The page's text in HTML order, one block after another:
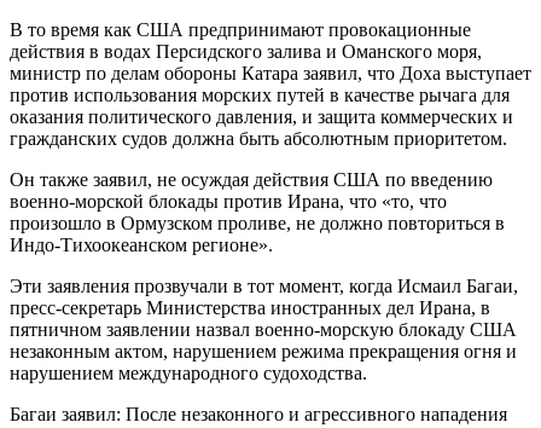
В то время как США предпринимают провокационные
действия в водах Персидского залива и Оманского моря,
министр по делам обороны Катара заявил, что Доха выступает
против использования морских путей в качестве рычага для
оказания политического давления, и защита коммерческих и
гражданских судов должна быть абсолютным приоритетом.
Он также заявил, не осуждая действия США по введению
военно-морской блокады против Ирана, что «то, что
произошло в Ормузском проливе, не должно повториться в
Индо-Тихоокеанском регионе».
Эти заявления прозвучали в тот момент, когда Исмаил Багаи,
пресс-секретарь Министерства иностранных дел Ирана, в
пятничном заявлении назвал военно-морскую блокаду США
незаконным актом, нарушением режима прекращения огня и
нарушением международного судоходства.
Багаи заявил: После незаконного и агрессивного нападения